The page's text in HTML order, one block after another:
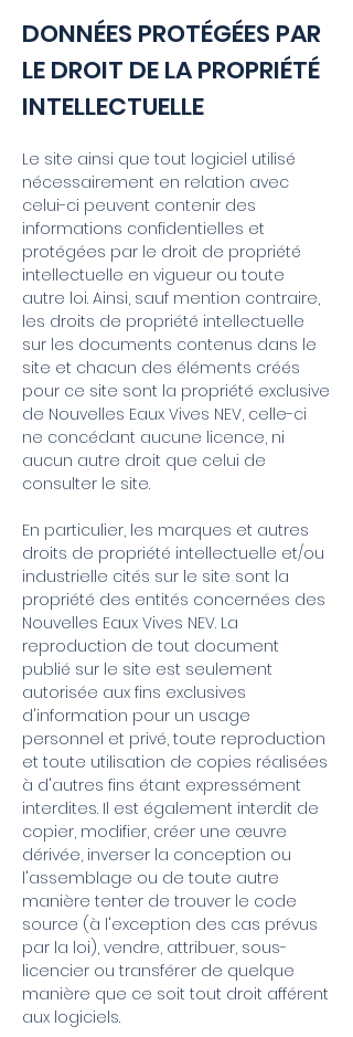
DONNÉES PROTÉGÉES PAR
LE DROIT DE LA PROPRIÉTÉ
INTELLECTUELLE
Le site ainsi que tout logiciel utilisé
nécessairement en relation avec
celui-ci peuvent contenir des
informations confidentielles et
protégées par le droit de propriété
intellectuelle en vigueur ou toute
autre loi. Ainsi, sauf mention contraire,
les droits de propriété intellectuelle
sur les documents contenus dans le
site et chacun des éléments créés
pour ce site sont la propriété exclusive
de Nouvelles Eaux Vives NEV, celle-ci
ne concédant aucune licence, ni
aucun autre droit que celui de
consulter le site.
En particulier, les marques et autres
droits de propriété intellectuelle et/ou
industrielle cités sur le site sont la
propriété des entités concernées des
Nouvelles Eaux Vives NEV. La
reproduction de tout document
publié sur le site est seulement
autorisée aux fins exclusives
d'information pour un usage
personnel et privé, toute reproduction
et toute utilisation de copies réalisées
à d'autres fins étant expressément
interdites. Il est également interdit de
copier, modifier, créer une œuvre
dérivée, inverser la conception ou
l'assemblage ou de toute autre
manière tenter de trouver le code
source (à l'exception des cas prévus
par la loi), vendre, attribuer, sous-
licencier ou transférer de quelque
manière que ce soit tout droit afférent
aux logiciels.